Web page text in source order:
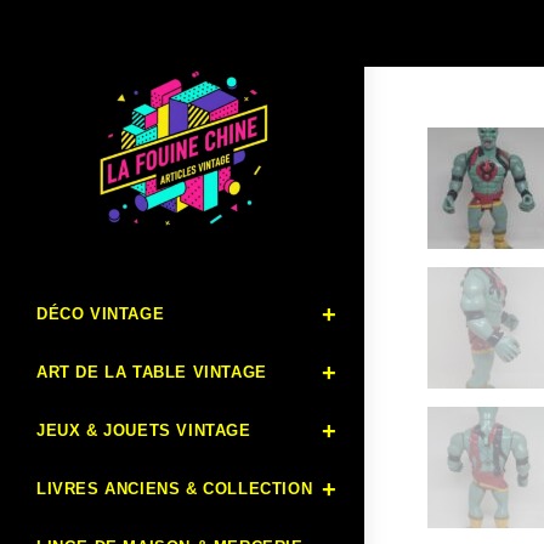
DÉCO VINTAGE
ART DE LA TABLE VINTAGE
JEUX & JOUETS VINTAGE
LIVRES ANCIENS & COLLECTION